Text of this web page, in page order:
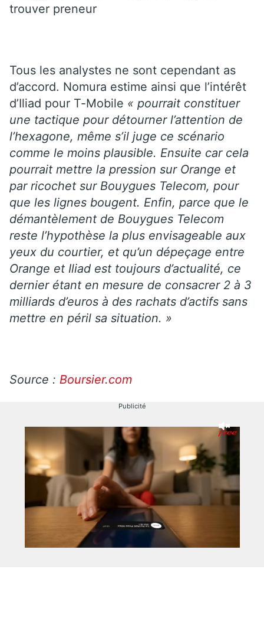
trouver preneur
Tous les analystes ne sont cependant as
d’accord. Nomura estime ainsi que l’intérêt
d’Iliad pour T-Mobile « pourrait constituer
une tactique pour détourner l’attention de
l’hexagone, même s’il juge ce scénario
comme le moins plausible. Ensuite car cela
pourrait mettre la pression sur Orange et
par ricochet sur Bouygues Telecom, pour
que les lignes bougent. Enfin, parce que le
démantèlement de Bouygues Telecom
reste l’hypothèse la plus envisageable aux
yeux du courtier, et qu’un dépeçage entre
Orange et Iliad est toujours d’actualité, ce
dernier étant en mesure de consacrer 2 à 3
milliards d’euros à des rachats d’actifs sans
mettre en péril sa situation. »
Source : Boursier.com
Publicité